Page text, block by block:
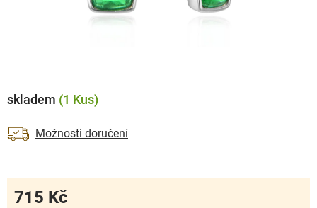
skladem (1 Kus)
Možnosti doručení
715 Kč